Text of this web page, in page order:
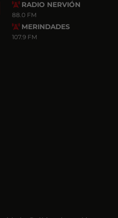
RADIO NERVIÓN
88.0 FM
MERINDADES
107.9 FM